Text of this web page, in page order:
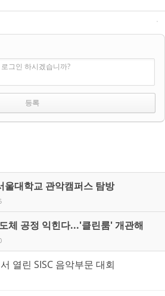
그인 하시겠습니까?
대학교 관악캠퍼스 탐방
체 공정 익힌다...'클린룸' 개관해
열린 SISC 음악부문 대회